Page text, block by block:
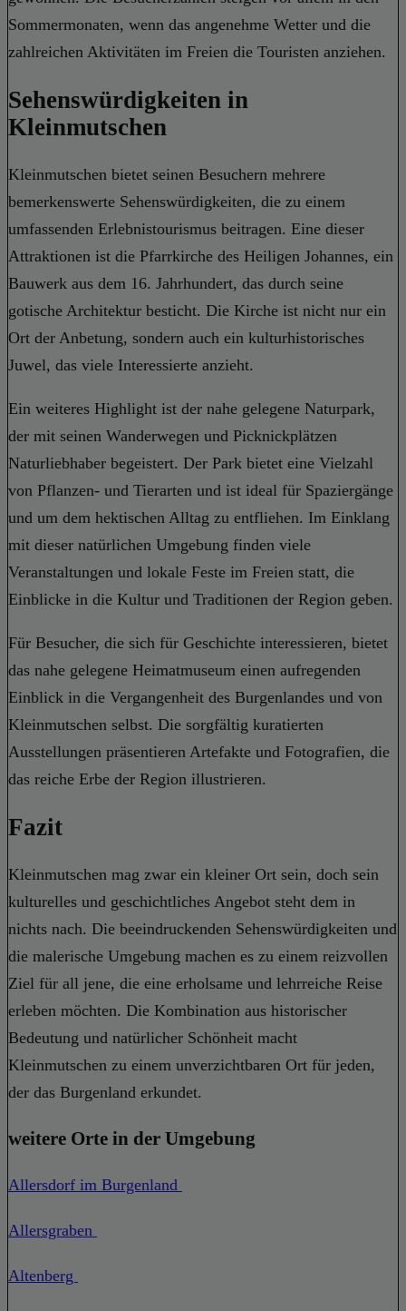
Sommermonaten, wenn das angenehme Wetter und die
zahlreichen Aktivitäten im Freien die Touristen anziehen.
Sehenswürdigkeiten in
Kleinmutschen
Kleinmutschen bietet seinen Besuchern mehrere
bemerkenswerte Sehenswürdigkeiten, die zu einem
umfassenden Erlebnistourismus beitragen. Eine dieser
Attraktionen ist die Pfarrkirche des Heiligen Johannes, ein
Bauwerk aus dem 16. Jahrhundert, das durch seine
gotische Architektur besticht. Die Kirche ist nicht nur ein
Ort der Anbetung, sondern auch ein kulturhistorisches
Juwel, das viele Interessierte anzieht.
Ein weiteres Highlight ist der nahe gelegene Naturpark,
der mit seinen Wanderwegen und Picknickplätzen
Naturliebhaber begeistert. Der Park bietet eine Vielzahl
von Pflanzen- und Tierarten und ist ideal für Spaziergänge
und um dem hektischen Alltag zu entfliehen. Im Einklang
mit dieser natürlichen Umgebung finden viele
Veranstaltungen und lokale Feste im Freien statt, die
Einblicke in die Kultur und Traditionen der Region geben.
Für Besucher, die sich für Geschichte interessieren, bietet
das nahe gelegene Heimatmuseum einen aufregenden
Einblick in die Vergangenheit des Burgenlandes und von
Kleinmutschen selbst. Die sorgfältig kuratierten
Ausstellungen präsentieren Artefakte und Fotografien, die
das reiche Erbe der Region illustrieren.
Fazit
Kleinmutschen mag zwar ein kleiner Ort sein, doch sein
kulturelles und geschichtliches Angebot steht dem in
nichts nach. Die beeindruckenden Sehenswürdigkeiten und
die malerische Umgebung machen es zu einem reizvollen
Ziel für all jene, die eine erholsame und lehrreiche Reise
erleben möchten. Die Kombination aus historischer
Bedeutung und natürlicher Schönheit macht
Kleinmutschen zu einem unverzichtbaren Ort für jeden,
der das Burgenland erkundet.
weitere Orte in der Umgebung
Allersdorf im Burgenland
Allersgraben
Altenberg